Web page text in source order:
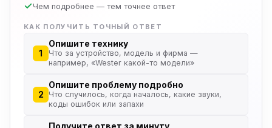
Чем подробнее — тем точнее ответ
КАК ПОЛУЧИТЬ ТОЧНЫЙ ОТВЕТ
1
Опишите технику
Что за устройство, модель и фирма —
например, «Wester какой-то модели»
2
Опишите проблему подробно
Что случилось, когда началось, какие звуки,
коды ошибок или запахи
Получите ответ за минуту